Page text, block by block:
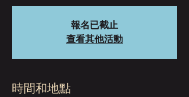
報名已截止
查看其他活動
時間和地點